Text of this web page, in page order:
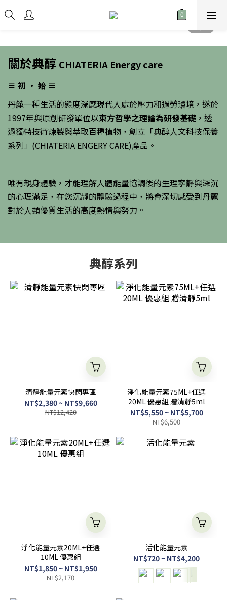
關於典醇 CHIATERIA Energy care
≡ 初 • 始 ≡
丹麓一種生活的態度深感現代人處於壓力和過勞環境，遂於
1997年與原創研發單位以東方哲學之理論為研發基礎 ，透
過獨特技術煉製與萃取百種植物，創立「典醇人文科技保養
系列」(CHIATERIA ENGERY CARE)產品。
唯有親身體驗，才能理解人體能量協調後的生理寧靜與深沉
的心理滿足，在您沉靜的體驗過程中，將會深切感受到丹麓
對於人類優質生活的高度熱情與努力。
典醇系列
清靜能量元素快閃專區
NT$2,380 ~ NT$9,660
NT$12,420
淨化能量元素75ML+任選
20ML 優惠組 贈清靜5ml
NT$5,550 ~ NT$5,700
NT$6,500
淨化能量元素20ML+任選
10ML 優惠組
NT$1,850 ~ NT$1,950
NT$2,170
活化能量元素
NT$720 ~ NT$4,200